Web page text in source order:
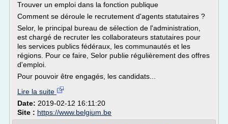
Trouver un emploi dans la fonction publique
Comment se déroule le recrutement d'agents statutaires ?
Selor, le principal bureau de sélection de l'administration,
est chargé de recruter les collaborateurs statutaires pour
les services publics fédéraux, les communautés et les
régions. Pour ce faire, Selor publie régulièrement des offres
d'emploi.
Pour pouvoir être engagés, les candidats...
Lire la suite
Date: 2019-02-12 16:11:20
Site : https://www.belgium.be